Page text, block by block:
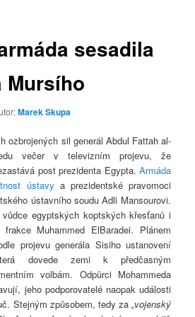
sesadila
Mursího
Marek Skupa
ozbrojených sil generál Abdul Fattah al-
večer v televizním projevu, že
post prezidenta Egypta. Armáda
ústavy a prezidentské pravomoci
ústavního soudu Adli Mansourovi.
egyptských koptských křesťanů i
Muhammed ElBaradei. Plánem
projevu generála Sisiho ustanovení
dovede zemi k předčasným
volbám. Odpůrci Mohammeda
jeho podporovatelé naopak události
Stejným způsobem, tedy za „vojenský